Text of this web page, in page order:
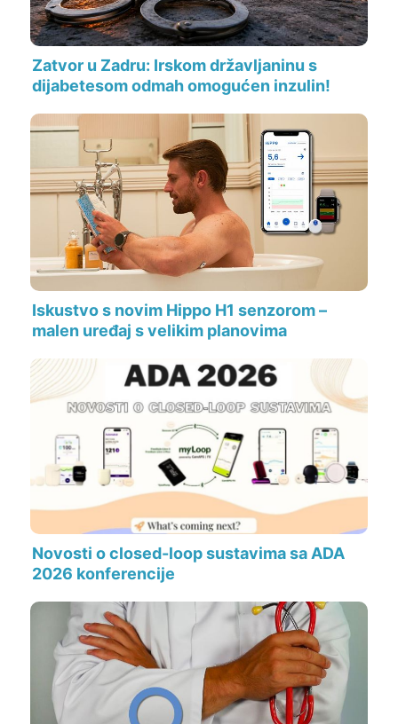
Zatvor u Zadru: Irskom državljaninu s
dijabetesom odmah omogućen inzulin!
Iskustvo s novim Hippo H1 senzorom –
malen uređaj s velikim planovima
Novosti o closed-loop sustavima sa ADA
2026 konferencije